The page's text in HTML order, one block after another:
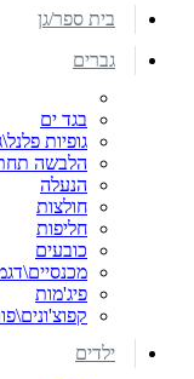
בית ספר/גן
גברים
בגד ים
גופיות
הלבשה
הנעלה
חולצות
חליפות
כובעים
פיג'מות
ילדים